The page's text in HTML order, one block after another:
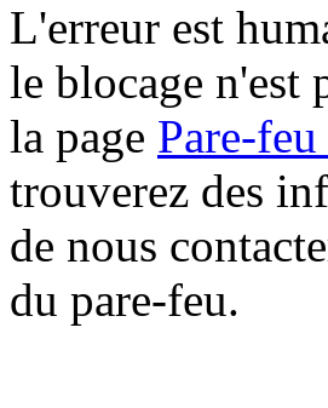
L'erreur est
le blocage n'est
la page Pare-
trouverez des
de nous
du pare-feu.